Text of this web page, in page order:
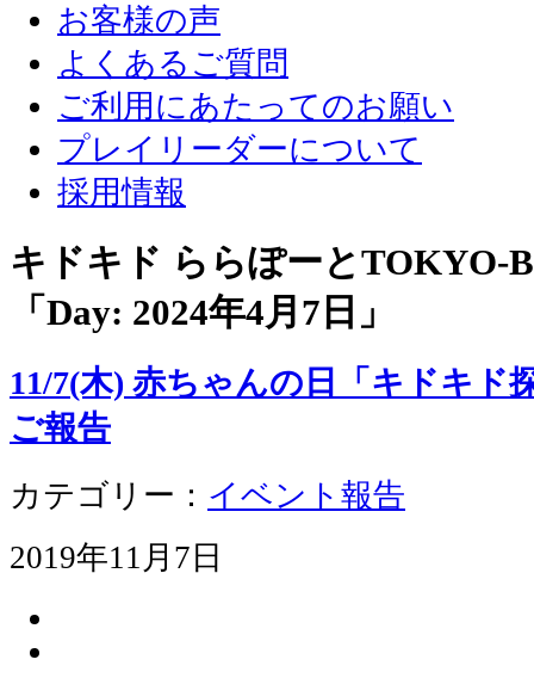
お客様の声
よくあるご質問
ご利用にあたってのお願い
プレイリーダーについて
採用情報
キドキド ららぽーと
「Day: 2024年4月7日 」
11/7(木) 赤ちゃんの日「キドキド
ご報告
カテゴリー： イベント報告
2019年11月7日